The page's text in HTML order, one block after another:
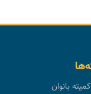
کمیته بانوان